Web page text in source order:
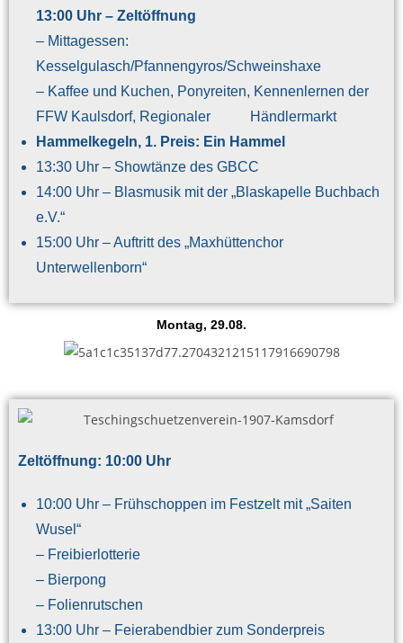
13:00 Uhr – Zeltöffnung
– Mittagessen:
Kesselgulasch/Pfannengyros/Schweinshaxe
– Kaffee und Kuchen, Ponyreiten, Kennenlernen der
FFW Kaulsdorf, Regionaler Händlermarkt
Hammelkegeln, 1. Preis: Ein Hammel
13:30 Uhr – Showtänze des GBCC
14:00 Uhr – Blasmusik mit der „Blaskapelle Buchbach
e.V.“
15:00 Uhr – Auftritt des „Maxhüttenchor
Unterwellenborn“
Montag, 29.08.
Zeltöffnung: 10:00 Uhr
10:00 Uhr – Frühschoppen im Festzelt mit „Saiten
Wusel“
– Freibierlotterie
– Bierpong
– Folienrutschen
13:00 Uhr – Feierabendbier zum Sonderpreis